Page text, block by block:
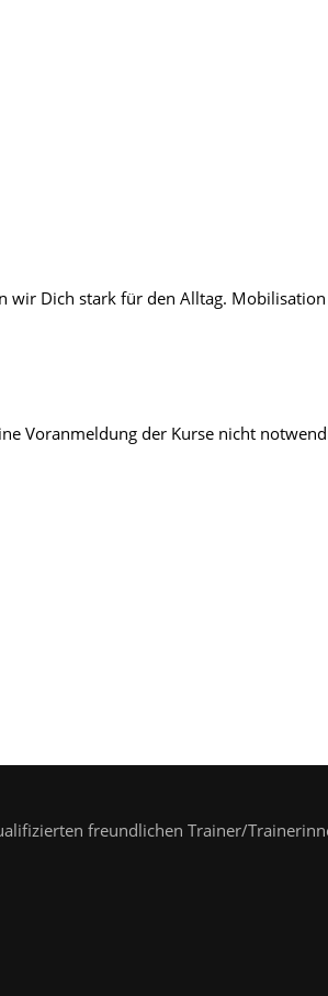
Dich stark für den Alltag.
Voranmeldung der Kurse nicht
freundlichen Trainer/